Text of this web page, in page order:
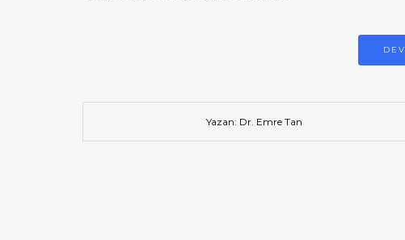
Yazan: Dr. Emre Tan